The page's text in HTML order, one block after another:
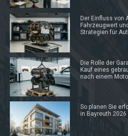
Der Einfluss von
Fahrzeugwert
Strategien für
Die Rolle der
Kauf eines
nach einem
So planen Sie
in Bayreuth 2026